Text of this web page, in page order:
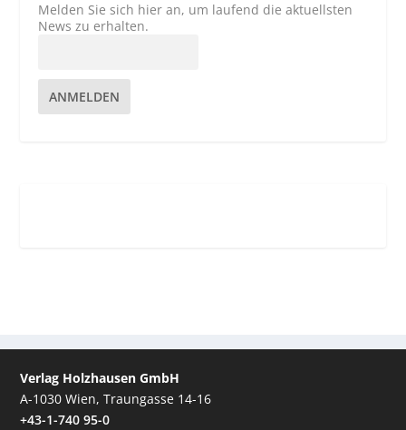
Melden Sie sich hier an, um laufend die aktuellsten
News zu erhalten.
ANMELDEN
Verlag Holzhausen GmbH
A-1030 Wien, Traungasse 14-16
+43-1-740 95-0